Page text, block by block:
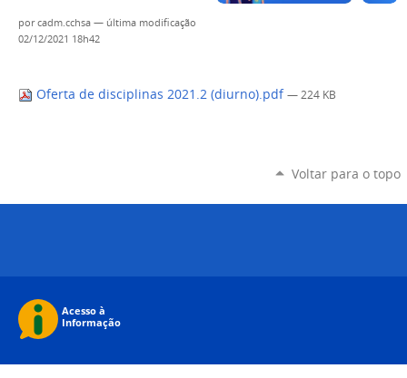
porcadm.cchsa — última modificação
02/12/2021 18h42
Oferta de disciplinas 2021.2 (diurno).pdf — 224 KB
Voltar para o topo